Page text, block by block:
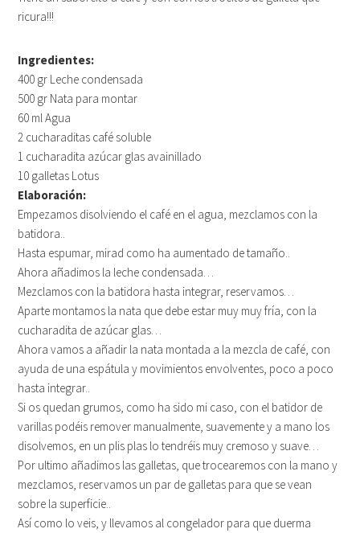
ricura!!!
Ingredientes:
400 gr Leche condensada
500 gr Nata para montar
60 ml Agua
2 cucharaditas café soluble
1 cucharadita azúcar glas avainillado
10 galletas Lotus
Elaboración:
Empezamos disolviendo el café en el agua, mezclamos con la
batidora..
Hasta espumar, mirad como ha aumentado de tamaño..
Ahora añadimos la leche condensada…
Mezclamos con la batidora hasta integrar, reservamos…
Aparte montamos la nata que debe estar muy muy fría, con la
cucharadita de azúcar glas…
Ahora vamos a añadir la nata montada a la mezcla de café, con
ayuda de una espátula y movimientos envolventes, poco a poco
hasta integrar..
Si os quedan grumos, como ha sido mi caso, con el batidor de
varillas podéis remover manualmente, suavemente y a mano los
disolvemos, en un plis plas lo tendréis muy cremoso y suave…
Por ultimo añadimos las galletas, que trocearemos con la mano y
mezclamos, reservamos un par de galletas para que se vean
sobre la superficie..
Así como lo veis, y llevamos al congelador para que duerma